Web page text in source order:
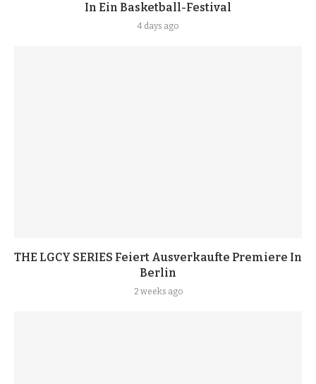
In Ein Basketball-Festival
4 days ago
THE LGCY SERIES Feiert Ausverkaufte Premiere In
Berlin
2 weeks ago